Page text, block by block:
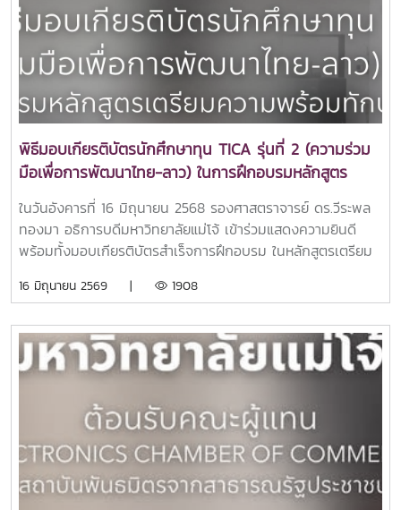
ประเสริฐ ณ นคร คณะศิลปศาสตร์ มหาวิทยาลัยแม่โจ้ความร่วม
มือดังกล่าวมุ่งเน้นการสร้างโอกาสให้นักศึกษาได้เรียนรู้จาก
ประสบการณ์จริง ผ่านกระบวนการคิด วิเคราะห์ วางแผน
ออกแบบ และบริหารจัดการกิจกรรม ซึ่งจะช่วยเสริมสร้างทักษะที่
จำเป็นในศตวรรษที่ 21 อาทิ การสื่อสาร การทำงานเป็นทีม ความ
คิดสร้างสรรค์ และการแก้ไขปัญหาอย่างเป็นระบบคณะฯ ให้ความ
สำคัญกับการบูรณาการการเรียนการสอนร่วมกับภาคีเครือข่าย
ภายนอก เพื่อสร้างประสบการณ์การเรียนรู้ที่หลากหลายและ
สอดคล้องกับความต้องการของสังคมและตลาดแรงงาน อันจะนำ
ไปสู่การพัฒนาบัณฑิตที่มีคุณภาพ พร้อมก้าวสู่การทำงานใน
อนาคตอย่างมีประสิทธิภาพ >
พิธีมอบเกียรติบัตรนักศึกษาทุน TICA รุ่นที่ 2 (ความร่วม
มือเพื่อการพัฒนาไทย-ลาว) ในการฝึกอบรมหลักสูตร
เตรียมความพร้อมทักษะภาษาไทยฯ
ในวันอังคารที่ 16 มิถุนายน 2568 รองศาสตราจารย์ ดร.วีระพล
ทองมา อธิการบดีมหาวิทยาลัยแม่โจ้ เข้าร่วมแสดงความยินดี
พร้อมทั้งมอบเกียรติบัตรสำเร็จการฝึกอบรม ในหลักสูตรเตรียม
มือเพื่อการพัฒนาไทย-ลาว) รุ่นที่ 2 จำนวน 22 คน โดยมี
กล่าวแสดงความยินดีและอวยพร ณ ห้อง 105 อาคารประเสริฐ
ณ นคร คณะศิลปศาสตร์ มหาวิทยาลัยแม่โจ้ ซึ่งหลังจบพิธีมอบ
เกียรติบัตรทางคณะศิลปศาสตร์ ได้จัดกิจกรรมอบรมการทำยา
ดมให้กับทางนักศึกษาทุน TICA โดยวิทยากรคณาจารย์สังกัด
กลุ่มวิชาภาษาไทยและภาษาตะวันออก คณะศิลปศาสตร์
มหาวิทยาลัยแม่โจ้ กิจกรรมดังกล่าวนับเป็นอีกหนึ่งโอกาสสำคัญ
ในการส่งเสริมการเรียนรู้ภาษาและวัฒนธรรมไทย ควบคู่กับการ
เสริมสร้างความสัมพันธ์อันดีระหว่างประเทศไทยและสาธารณรัฐ
16 มิถุนายน 2569 | 1908